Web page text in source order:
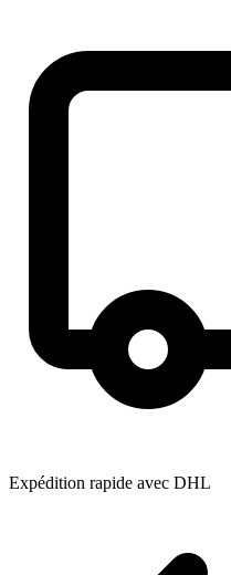
Expédition rapide avec DHL